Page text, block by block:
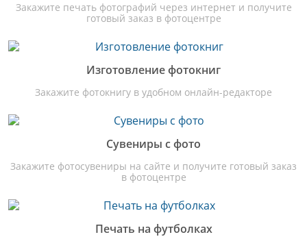
Закажите печать фотографий через интернет и получите
готовый заказ в фотоцентре
Изготовление фотокниг
Закажите фотокнигу в удобном онлайн-редакторе
Сувениры с фото
Закажите фотосувениры на сайте и получите готовый заказ
в фотоцентре
Печать на футболках